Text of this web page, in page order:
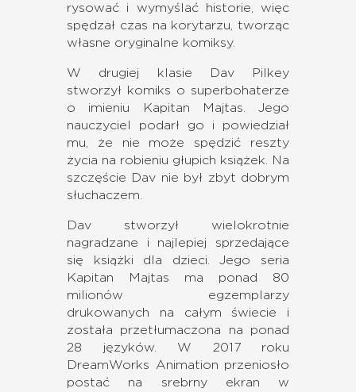
rysować i wymyślać historie, więc
spędzał czas na korytarzu, tworząc
własne oryginalne komiksy.
W drugiej klasie Dav Pilkey
stworzył komiks o superbohaterze
o imieniu Kapitan Majtas. Jego
nauczyciel podarł go i powiedział
mu, że nie może spędzić reszty
życia na robieniu głupich książek. Na
szczęście Dav nie był zbyt dobrym
słuchaczem.
Dav stworzył wielokrotnie
nagradzane i najlepiej sprzedające
się książki dla dzieci. Jego seria
Kapitan Majtas ma ponad 80
milionów egzemplarzy
drukowanych na całym świecie i
została przetłumaczona na ponad
28 języków. W 2017 roku
DreamWorks Animation przeniosło
postać na srebrny ekran w